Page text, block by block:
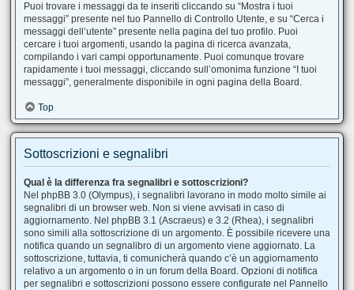
Puoi trovare i messaggi da te inseriti cliccando su “Mostra i tuoi
messaggi” presente nel tuo Pannello di Controllo Utente, e su “Cerca i
messaggi dell’utente” presente nella pagina del tuo profilo. Puoi
cercare i tuoi argomenti, usando la pagina di ricerca avanzata,
compilando i vari campi opportunamente. Puoi comunque trovare
rapidamente i tuoi messaggi, cliccando sull’omonima funzione “I tuoi
messaggi”, generalmente disponibile in ogni pagina della Board.
Top
Sottoscrizioni e segnalibri
Qual è la differenza fra segnalibri e sottoscrizioni?
Nel phpBB 3.0 (Olympus), i segnalibri lavorano in modo molto simile ai
segnalibri di un browser web. Non si viene avvisati in caso di
aggiornamento. Nel phpBB 3.1 (Ascraeus) e 3.2 (Rhea), i segnalibri
sono simili alla sottoscrizione di un argomento. È possibile ricevere una
notifica quando un segnalibro di un argomento viene aggiornato. La
sottoscrizione, tuttavia, ti comunicherà quando c’è un aggiornamento
relativo a un argomento o in un forum della Board. Opzioni di notifica
per segnalibri e sottoscrizioni possono essere configurate nel Pannello